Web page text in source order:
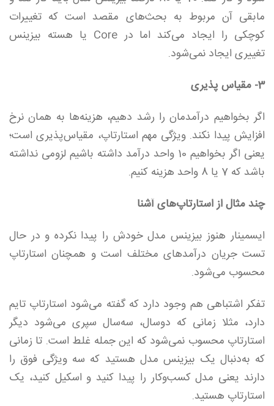
مابقی آن مربوط به بحث‌های مقصد است که تغییرات
کوچکی‌ را ایجاد می‌کند اما در Core یا هسته بیزینس
تغییری ایجاد نمی‌شود.
3- مقیاس پذیری
اگر بخواهیم درآمدمان را رشد دهیم، هزینه‌ها به همان نرخ
افزایش پیدا نکند. ویژگی مهم استارتاپ، مقیاس‌پذیری است؛
یعنی اگر بخواهیم 10 واحد درآمد داشته باشیم لزومی نداشته
باشد که 7 یا 8 واحد هزینه کنیم.
چند مثال از استارتاپ‌های آشنا
ایسمینار هنوز بیزینس مدل خودش را پیدا نکرده و در حال
تست جریان درآمد‌های مختلف است و همچنان استارتاپ
محسوب می‌شود.
تفکر اشتباهی هم وجود دارد که گفته می‌شود استارتاپ تایم
دارد، مثلا زمانی که دوسال، سه‌سال سپری می‌شود دیگر
استارتاپ محسوب نمی‌شود که این جمله غلط است. تا زمانی
که به‌دنبال یک بیزینس مدل هستید که سه ویژگی فوق را
دارند یعنی مدل کسب‌وکار را پیدا کنید و اسکیل کنید، یک
استارتاپ هستید.